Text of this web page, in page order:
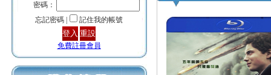
密碼：
忘記密碼 |
記住我的帳號
免費註冊會員